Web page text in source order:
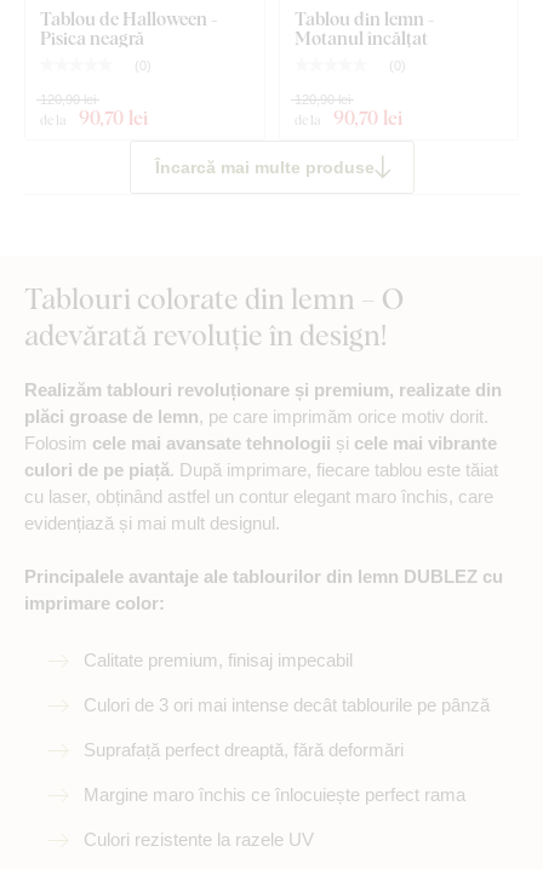
Tablou de Halloween -
Pisica neagră
( 0)
de la 90,70 lei
120,90 lei
Tablou din lemn -
Motanul încălțat
( 0)
de la 90,70 lei
120,90 lei
Încarcă mai multe produse
Tablouri colorate din lemn – O
adevărată revoluție în design!
Realizăm tablouri revoluționare și premium, realizate din
plăci groase de lemn, pe care imprimăm orice motiv dorit.
Folosim cele mai avansate tehnologii și cele mai vibrante
culori de pe piață. După imprimare, fiecare tablou este tăiat
cu laser, obținând astfel un contur elegant maro închis, care
evidențiază și mai mult designul.
Principalele avantaje ale tablourilor din lemn DUBLEZ cu
imprimare color:
Calitate premium, finisaj impecabil
Culori de 3 ori mai intense decât tablourile pe pânză
Suprafață perfect dreaptă, fără deformări
Margine maro închis ce înlocuiește perfect rama
Culori rezistente la razele UV